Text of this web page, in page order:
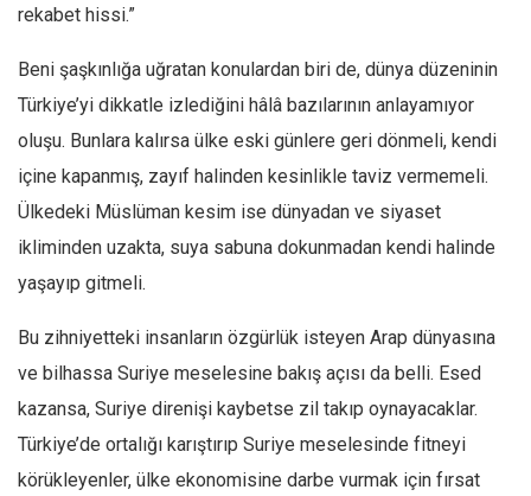
» Yazar arşivi
Tüm Sayılar
Kategoriler
Kültür Sanat
Kitap
Karisi kitap sualleri
7 soruda bu hafta
Ekonomi
Spor
Manzara
Sağlık
rekabet hissi.”
Beni şaşkınlığa uğratan konulardan biri de, dünya düzeninin
Türkiye’yi dikkatle izlediğini hâlâ bazılarının anlayamıyor
oluşu. Bunlara kalırsa ülke eski günlere geri dönmeli, kendi
içine kapanmış, zayıf halinden kesinlikle taviz vermemeli.
Ülkedeki Müslüman kesim ise dünyadan ve siyaset
ikliminden uzakta, suya sabuna dokunmadan kendi halinde
yaşayıp gitmeli.
Bu zihniyetteki insanların özgürlük isteyen Arap dünyasına
ve bilhassa Suriye meselesine bakış açısı da belli. Esed
kazansa, Suriye direnişi kaybetse zil takıp oynayacaklar.
Türkiye’de ortalığı karıştırıp Suriye meselesinde fitneyi
körükleyenler, ülke ekonomisine darbe vurmak için fırsat